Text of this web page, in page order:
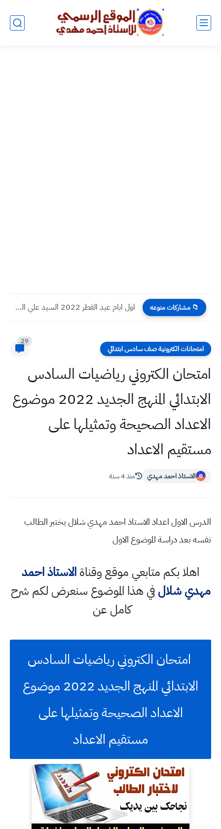
📁 مشاركات منوعه اول ايام عيد الفطر 2022 السيد علي السيستاني
امتحانات الكترونية صف سادس ابتدائي
29
امتحان الكتروني رياضيات السادس
الابتدائي المنهج الجديد 2022 موضوع
الاعداد الصحيحة وتمثيلها على
مستقيم الاعداد
الاستاذ احمد مهدي منذ 4 سنة
الدرس الاول اعداد الاستاذ احمد مهدي شلال يختبر الطالب
نفسه بعد دراسة الموضوع الاول
اهلا بكم متابعي موقع وقناةالاستاذ احمد
مهدي شلالفي هذا الموضوع سنعرض لكم شرح
كامل عن
امتحان الكتروني رياضيات السادس
الابتدائي المنهج الجديد 2022 موضوع
الاعداد الصحيحة وتمثيلها على
مستقيم الاعداد